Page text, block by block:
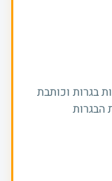
בגרות וכותבת
הבגרות